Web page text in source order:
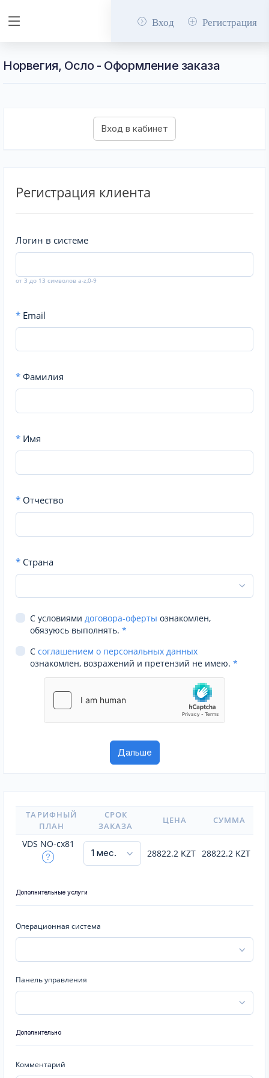
Вход Регистрация
Норвегия, Осло - Оформление заказа
Регистрация клиента
Логин в системе
от 3 до 13 символов a-z,0-9
* Email
* Фамилия
* Имя
* Отчество
* Страна
С условиями договора-оферты ознакомлен,
обязуюсь выполнять. *
С соглашением о персональных данных
ознакомлен, возражений и претензий не имею. *
ТАРИФНЫЙ
ПЛАН
СРОК
ЗАКАЗА
ЦЕНА СУММА
VDS NO-cx81
28822.2 KZT 28822.2 KZT
Дополнительные услуги
Операционная система
Панель управления
Дополнительно
Комментарий